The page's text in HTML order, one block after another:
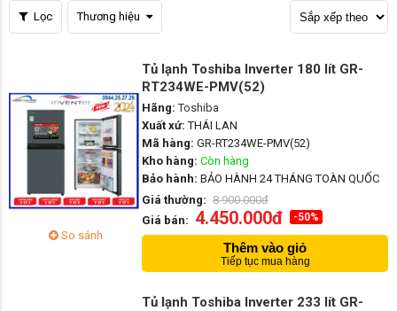
Lọc Thương hiệu
So sánh
Tủ lạnh Toshiba Inverter 180 lít GR-
RT234WE-PMV(52)
Hãng: Toshiba
Xuất xứ: THÁI LAN
Mã hàng: GR-RT234WE-PMV(52)
Kho hàng: Còn hàng
Bảo hành: BẢO HÀNH 24 THÁNG TOÀN QUỐC
Giá thường: 8.900.000đ
Giá bán: 4.450.000đ -50%
Thêm vào giỏ
Tiếp tục mua hàng
Tủ lạnh Toshiba Inverter 233 lít GR-